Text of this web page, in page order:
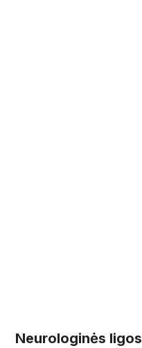
Neurologinės ligos